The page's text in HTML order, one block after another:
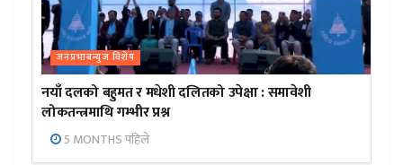
जनप्रभाबन्युज विशेष
नयाँ दलको बहुमत र मधेशी दलितको उपेक्षा : समावेशी
लोकतन्त्रमाथि गम्भीर प्रश्न
5 MONTHS पहिले